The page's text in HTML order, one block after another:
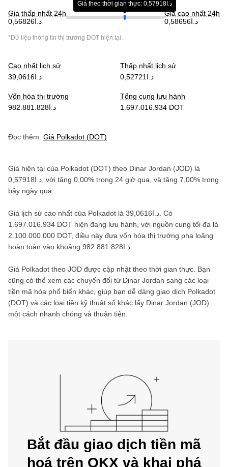
Giá thấp nhất 24h
د.ا0,56826
Giá theo thời gian thực: د.ا0,57918
Giá cao nhất 24h
د.ا0,58656
*Dữ liệu thông tin thị trường DOT hiện tại.
Cao nhất lịch sử
د.ا39,0616
Thấp nhất lịch sử
د.ا0,52721
Vốn hóa thị trường
د.ا982.881.828
Tổng cung lưu hành
1.697.016.934 DOT
Đọc thêm: Giá Polkadot (DOT)
Giá hiện tại của Polkadot (DOT) theo Dinar Jordan (JOD) là
د.ا0,57918 , với tăng 0,00% trong 24 giờ qua, và tăng 7,00% trong
bảy ngày qua.
Giá lịch sử cao nhất của Polkadot là د.ا39,0616 . Có
1.697.016.934 DOT hiện đang lưu hành, với nguồn cung tối đa là
2.100.000.000 DOT, điều này đưa vốn hóa thị trường pha loãng
hoàn toàn vào khoảng
د.ا982.881.828
Giá Polkadot theo JOD được cập nhật theo thời gian thực. Bạn
cũng có thể xem các chuyển đổi từ Dinar Jordan sang các loại
tiền mã hóa phổ biến khác, giúp bạn dễ dàng giao dịch Polkadot
(DOT) và các loại tiền kỹ thuật số khác lấy Dinar Jordan (JOD)
một cách nhanh chóng và thuận tiện.
Bắt đầu giao dịch tiền mã
hoá trên OKX và khai phá